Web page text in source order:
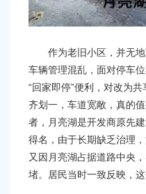
作为老旧小区，并无地
车辆管理混乱，面对停车
“回家即停”便利，对改为
齐划一，车道宽敞，真的
者，月亮湖是开发商原先
得名，由于长期缺乏治理
又因月亮湖占据道路中央
堵。居民当时一致反映，